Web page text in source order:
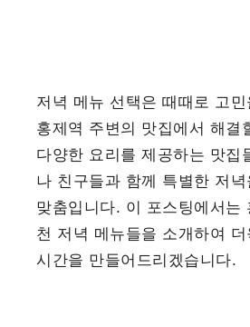
저녁 메뉴 선택은 때때로 고
홍제역 주변의 맛집에서 해결
다양한 요리를 제공하는 맛집
나 친구들과 함께 특별한 저
맞춤입니다. 이 포스팅에서는
천 저녁 메뉴들을 소개하여
시간을 만들어드리겠습니다.